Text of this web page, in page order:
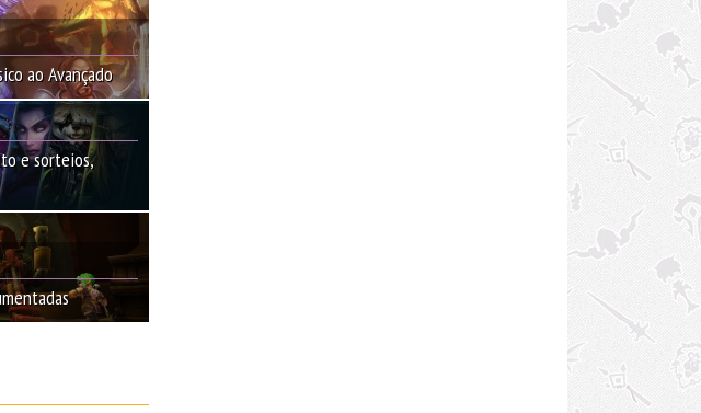
ao Avançado
e sorteios,